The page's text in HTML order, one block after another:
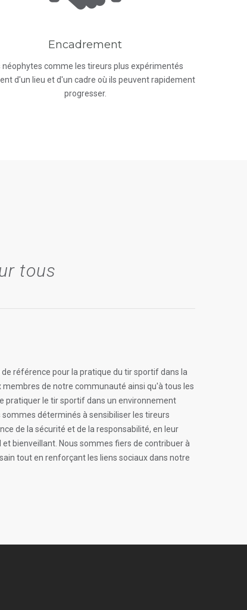
Encadrement
néophytes comme les tireurs plus expérimentés
d'un lieu et d'un cadre où ils peuvent rapidement
progresser.
tous
référence pour la pratique du tir sportif dans la
de notre communauté ainsi qu'à tous les
pratiquer le tir sportif dans un environnement
déterminés à sensibiliser les tireurs
de la sécurité et de la responsabilité, en leur
bienveillant. Nous sommes fiers de contribuer à
tout en renforçant les liens sociaux dans notre